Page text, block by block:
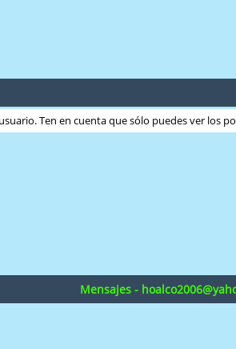
Ten en cuenta que sólo puedes ver los
Mensajes -